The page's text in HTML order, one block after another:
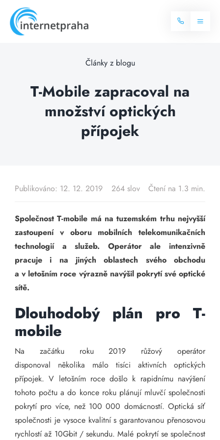
content
Toggle
Balíčky internetu
Více o internetu
Televize
Články z blogu
T-Mobile zapracoval na
množství optických
přípojek
Publikováno: 12. 12. 2019 264 slov Čtení na 1.3 min.
Společnost T-mobile má na tuzemském trhu nejvyšší
zastoupení v oboru mobilních telekomunikačních
technologií a služeb. Operátor ale intenzivně
pracuje i na jiných oblastech svého obchodu
a v letošním roce výrazně navýšil pokrytí své optické
sítě.
Dlouhodobý plán pro T-
mobile
Na začátku roku 2019 růžový operátor
disponoval několika málo tisíci aktivních optických
přípojek. V letošním roce došlo k rapidnímu navýšení
tohoto počtu a do konce roku plánují mluvčí společnosti
pokrytí pro více, než 100 000 domácností. Optická síť
společnosti je vysoce kvalitní s garantovanou přenosovou
rychlostí až 10Gbit / sekundu. Malé pokrytí se společnost